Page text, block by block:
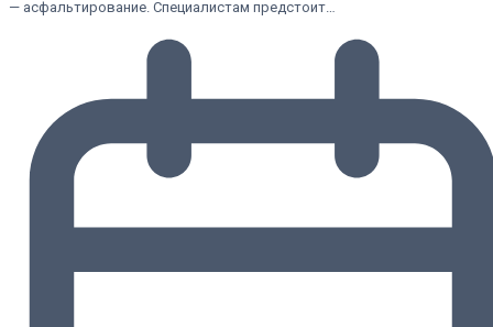
— асфальтирование. Специалистам предстоит…